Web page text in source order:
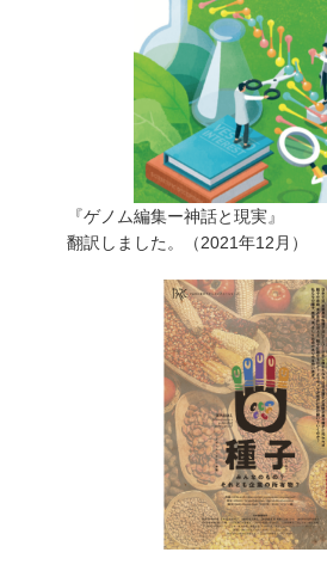
『ゲノム編集ー神話と現実』
翻訳しました。（2021年12月）